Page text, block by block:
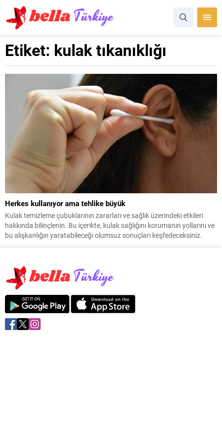
Etiket: kulak tıkanıklığı
Herkes kullanıyor ama tehlike büyük
Kulak temizleme çubuklarının zararları ve sağlık üzerindeki etkileri
hakkında bilinçlenin. Bu içerikte, kulak sağlığını korumanın yollarını ve
bu alışkanlığın yaratabileceği olumsuz sonuçları keşfedeceksiniz.